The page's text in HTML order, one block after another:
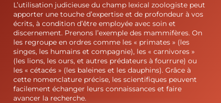
L’utilisation judicieuse du champ lexical zoologiste peut
apporter une touche d’expertise et de profondeur à vos
écrits, à condition d’être employée avec soin et
discernement. Prenons l’exemple des mammifères. On
les regroupe en ordres comme les « primates » (les
singes, les humains et compagnie), les « carnivores »
(les lions, les ours, et autres prédateurs à fourrure) ou
les « cétacés » (les baleines et les dauphins). Grâce à
cette nomenclature précise, les scientifiques peuvent
facilement échanger leurs connaissances et faire
avancer la recherche.